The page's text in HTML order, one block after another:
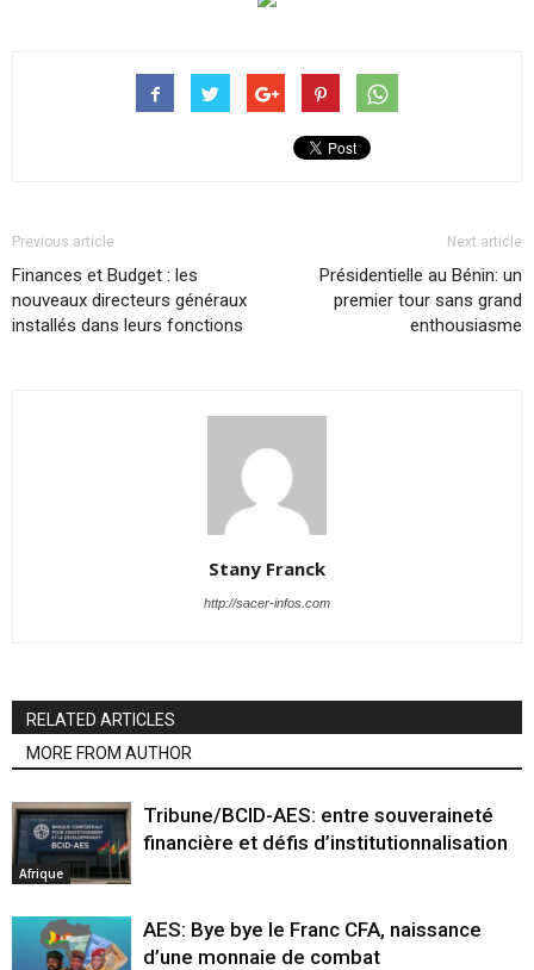
Previous article
Finances et Budget : les
nouveaux directeurs généraux
installés dans leurs fonctions
Next article
Présidentielle au Bénin: un
premier tour sans grand
enthousiasme
Stany Franck
http://sacer-infos.com
RELATED ARTICLES
MORE FROM AUTHOR
Afrique
Tribune/BCID-AES: entre souveraineté
financière et défis d’institutionnalisation
AES: Bye bye le Franc CFA, naissance
d’une monnaie de combat